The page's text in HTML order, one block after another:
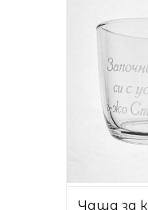
Чаша за